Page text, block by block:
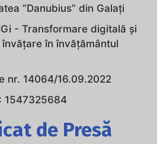
”Danubius” din Galați
- Transformare digitală și
în învățământul
nr. 14064/16.09.2022
1547325684
de Presă